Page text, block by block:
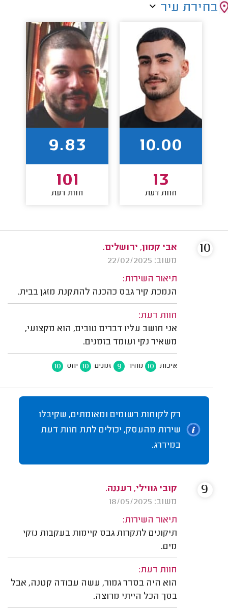
בחירת עיר
10.00
13
חוות דעת
9.83
101
חוות דעת
אבי קמון, ירושלים.
משוב: 22/02/2025
תיאור השירות:
הנמכת קיר גבס כהכנה להתקנת מזגן בבית.
חוות דעת:
אני חושב עליו דברים טובים, הוא מקצועי,
משאיר נקי ועומד בזמנים.
איכות 10 מחיר 9 זמנים 10 יחס 10
10
רק לקוחות רשומים ומאומתים, שקיבלו
שירות מהעסק, יכולים לתת חוות דעת
במידרג.
קובי גווילי, רעננה.
משוב: 18/05/2025
תיאור השירות:
תיקונים לתקרות גבס קיימות בעקבות נזקי
מים.
חוות דעת:
הוא היה בסדר גמור, עשה עבודה קטנה, אבל
בסך הכל הייתי מרוצה.
9